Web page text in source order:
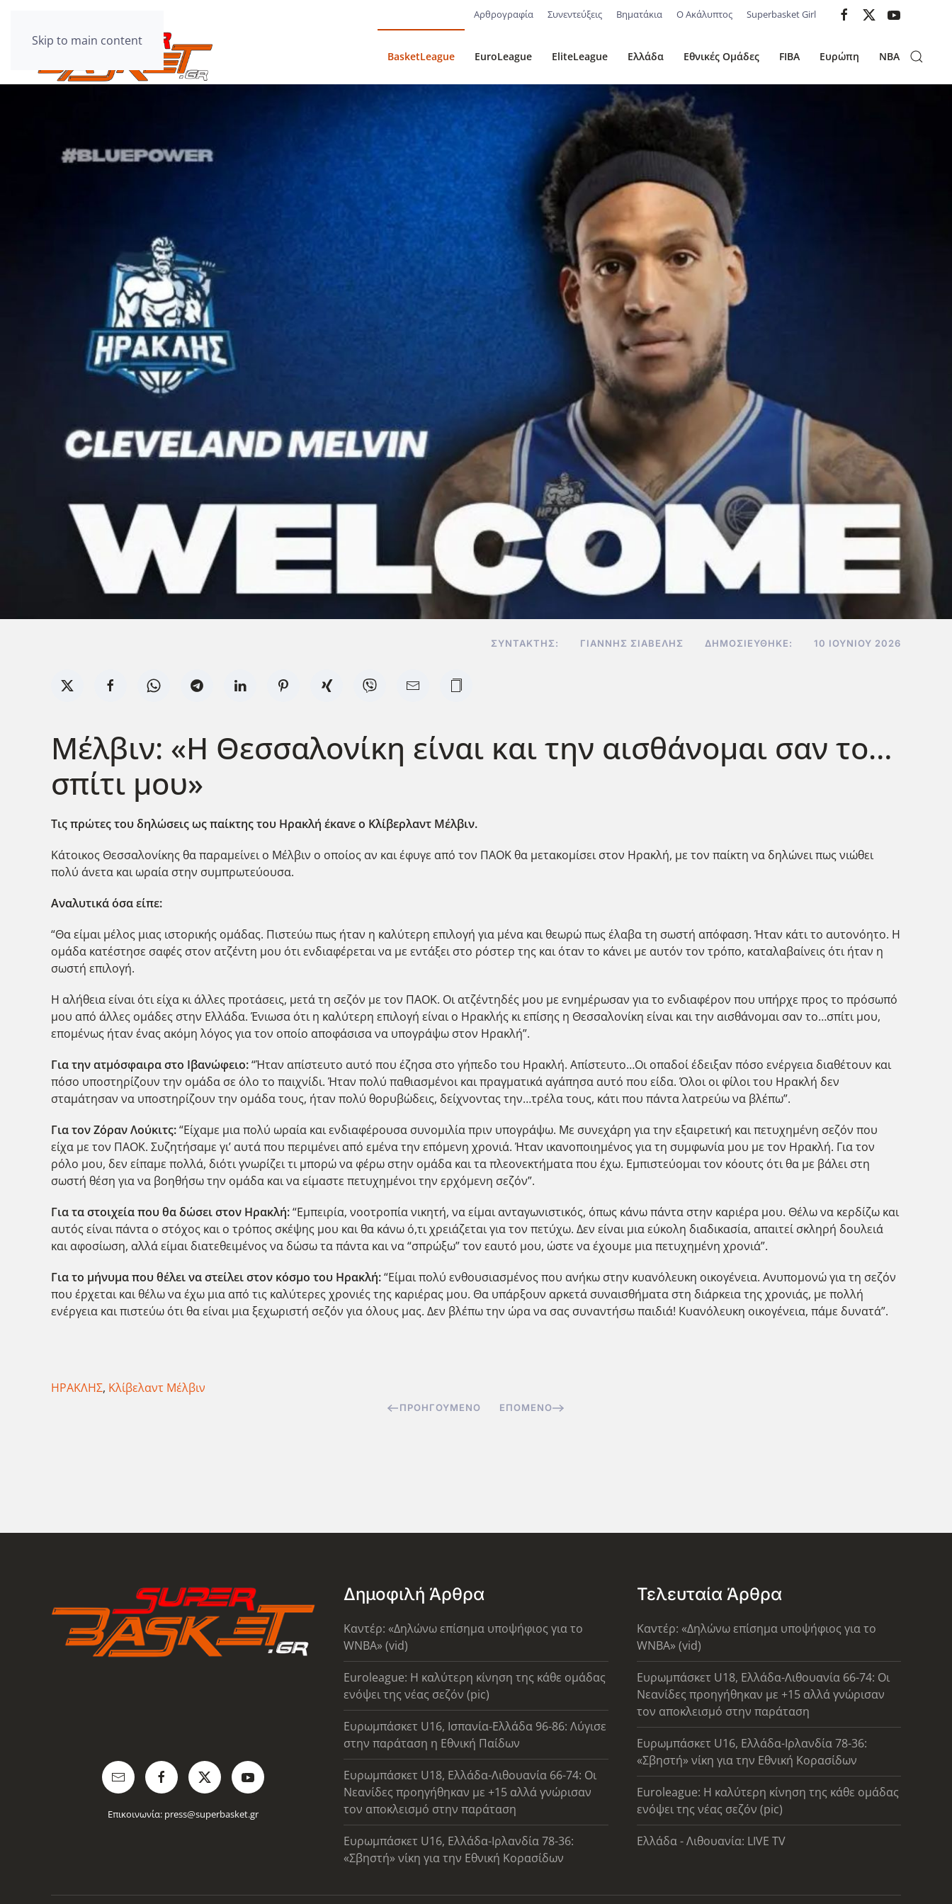
Skip to main content
Αρθρογραφία Συνεντεύξεις Βηματάκια Ο Ακάλυπτος Superbasket Girl
BasketLeague EuroLeague EliteLeague Ελλάδα Εθνικές Ομάδες FIBA Ευρώπη NBA
ΣΥΝΤΆΚΤΗΣ: ΓΙΆΝΝΗΣ ΣΙΑΒΕΛΉΣ ΔΗΜΟΣΙΕΎΘΗΚΕ: 10 ΙΟΥΝΊΟΥ 2026
Μέλβιν: «Η Θεσσαλονίκη είναι και την αισθάνομαι σαν το…
σπίτι μου»
Τις πρώτες του δηλώσεις ως παίκτης του Ηρακλή έκανε ο Κλίβερλαντ Μέλβιν.
Κάτοικος Θεσσαλονίκης θα παραμείνει ο Μέλβιν ο οποίος αν και έφυγε από τον ΠΑΟΚ θα μετακομίσει στον Ηρακλή, με τον παίκτη να δηλώνει πως νιώθει
πολύ άνετα και ωραία στην συμπρωτεύουσα.
Αναλυτικά όσα είπε:
“Θα είμαι μέλος μιας ιστορικής ομάδας. Πιστεύω πως ήταν η καλύτερη επιλογή για μένα και θεωρώ πως έλαβα τη σωστή απόφαση. Ήταν κάτι το αυτονόητο. Η
ομάδα κατέστησε σαφές στον ατζέντη μου ότι ενδιαφέρεται να με εντάξει στο ρόστερ της και όταν το κάνει με αυτόν τον τρόπο, καταλαβαίνεις ότι ήταν η
σωστή επιλογή.
Η αλήθεια είναι ότι είχα κι άλλες προτάσεις, μετά τη σεζόν με τον ΠΑΟΚ. Οι ατζέντηδές μου με ενημέρωσαν για το ενδιαφέρον που υπήρχε προς το πρόσωπό
μου από άλλες ομάδες στην Ελλάδα. Ένιωσα ότι η καλύτερη επιλογή είναι ο Ηρακλής κι επίσης η Θεσσαλονίκη είναι και την αισθάνομαι σαν το…σπίτι μου,
επομένως ήταν ένας ακόμη λόγος για τον οποίο αποφάσισα να υπογράψω στον Ηρακλή”.
Για την ατμόσφαιρα στο Ιβανώφειο:“Ήταν απίστευτο αυτό που έζησα στο γήπεδο του Ηρακλή. Απίστευτο…Οι οπαδοί έδειξαν πόσο ενέργεια διαθέτουν και
πόσο υποστηρίζουν την ομάδα σε όλο το παιχνίδι. Ήταν πολύ παθιασμένοι και πραγματικά αγάπησα αυτό που είδα. Όλοι οι φίλοι του Ηρακλή δεν
σταμάτησαν να υποστηρίζουν την ομάδα τους, ήταν πολύ θορυβώδεις, δείχνοντας την…τρέλα τους, κάτι που πάντα λατρεύω να βλέπω”.
Για τον Ζόραν Λούκιτς:“Είχαμε μια πολύ ωραία και ενδιαφέρουσα συνομιλία πριν υπογράψω. Με συνεχάρη για την εξαιρετική και πετυχημένη σεζόν που
είχα με τον ΠΑΟΚ. Συζητήσαμε γι’ αυτά που περιμένει από εμένα την επόμενη χρονιά. Ήταν ικανοποιημένος για τη συμφωνία μου με τον Ηρακλή. Για τον
ρόλο μου, δεν είπαμε πολλά, διότι γνωρίζει τι μπορώ να φέρω στην ομάδα και τα πλεονεκτήματα που έχω. Εμπιστεύομαι τον κόουτς ότι θα με βάλει στη
σωστή θέση για να βοηθήσω την ομάδα και να είμαστε πετυχημένοι την ερχόμενη σεζόν”.
Για τα στοιχεία που θα δώσει στον Ηρακλή:“Εμπειρία, νοοτροπία νικητή, να είμαι ανταγωνιστικός, όπως κάνω πάντα στην καριέρα μου. Θέλω να κερδίζω και
αυτός είναι πάντα ο στόχος και ο τρόπος σκέψης μου και θα κάνω ό,τι χρειάζεται για τον πετύχω. Δεν είναι μια εύκολη διαδικασία, απαιτεί σκληρή δουλειά
και αφοσίωση, αλλά είμαι διατεθειμένος να δώσω τα πάντα και να “σπρώξω” τον εαυτό μου, ώστε να έχουμε μια πετυχημένη χρονιά”.
Για το μήνυμα που θέλει να στείλει στον κόσμο του Ηρακλή:“Είμαι πολύ ενθουσιασμένος που ανήκω στην κυανόλευκη οικογένεια. Ανυπομονώ για τη σεζόν
που έρχεται και θέλω να έχω μια από τις καλύτερες χρονιές της καριέρας μου. Θα υπάρξουν αρκετά συναισθήματα στη διάρκεια της χρονιάς, με πολλή
ενέργεια και πιστεύω ότι θα είναι μια ξεχωριστή σεζόν για όλους μας. Δεν βλέπω την ώρα να σας συναντήσω παιδιά! Κυανόλευκη οικογένεια, πάμε δυνατά”.
ΗΡΑΚΛΗΣ, Κλίβελαντ Μέλβιν
ΠΡΟΗΓΟΎΜΕΝΟ ΕΠΌΜΕΝΟ
Επικοινωνία: press@superbasket.gr
Δημοφιλή Άρθρα
Καντέρ: «Δηλώνω επίσημα υποψήφιος για το
WNBA» (vid)
Euroleague: Η καλύτερη κίνηση της κάθε ομάδας
ενόψει της νέας σεζόν (pic)
Ευρωμπάσκετ U16, Ισπανία-Ελλάδα 96-86: Λύγισε
στην παράταση η Εθνική Παίδων
Ευρωμπάσκετ U18, Ελλάδα-Λιθουανία 66-74: Οι
Νεανίδες προηγήθηκαν με +15 αλλά γνώρισαν
τον αποκλεισμό στην παράταση
Ευρωμπάσκετ U16, Ελλάδα-Ιρλανδία 78-36:
«Σβηστή» νίκη για την Εθνική Κορασίδων
Τελευταία Άρθρα
Καντέρ: «Δηλώνω επίσημα υποψήφιος για το
WNBA» (vid)
Ευρωμπάσκετ U18, Ελλάδα-Λιθουανία 66-74: Οι
Νεανίδες προηγήθηκαν με +15 αλλά γνώρισαν
τον αποκλεισμό στην παράταση
Ευρωμπάσκετ U16, Ελλάδα-Ιρλανδία 78-36:
«Σβηστή» νίκη για την Εθνική Κορασίδων
Euroleague: Η καλύτερη κίνηση της κάθε ομάδας
ενόψει της νέας σεζόν (pic)
Ελλάδα - Λιθουανία: LIVE TV